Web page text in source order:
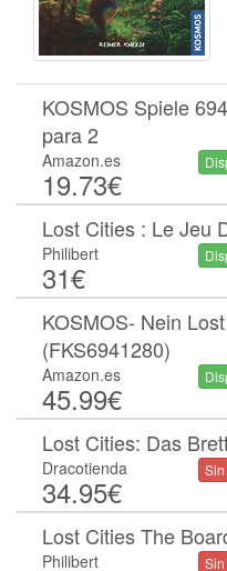
KOSMOS Spiele
para 2
Amazon.es
19.73€
Lost Cities : Le Jeu
Philibert
31€
KOSMOS- Nein
(FKS6941280)
Amazon.es
45.99€
Lost Cities: Das
Dracotienda
34.95€
Lost Cities The
Philibert